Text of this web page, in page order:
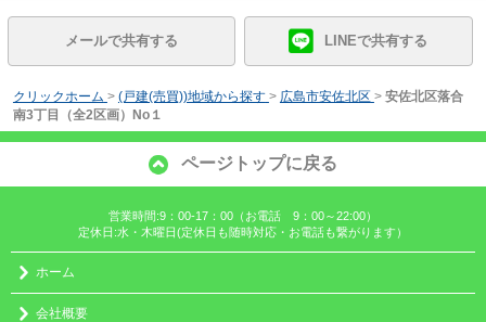
メールで共有する LINEで共有する
クリックホーム > (戸建(売買))地域から探す > 広島市安佐北区 > 安佐北区落合
南3丁目（全2区画）No１
ページトップに戻る
営業時間:9：00-17：00（お電話 9：00～22:00）
定休日:水・木曜日(定休日も随時対応・お電話も繋がります）
ホーム
会社概要